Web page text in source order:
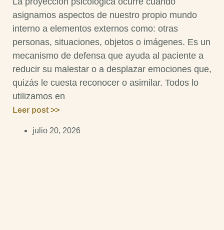
asignamos aspectos de nuestro propio mundo
interno a elementos externos como: otras
personas, situaciones, objetos o imágenes. Es un
mecanismo de defensa que ayuda al paciente a
reducir su malestar o a desplazar emociones que,
quizás le cuesta reconocer o asimilar. Todos lo
utilizamos en
Leer post >>
julio 20, 2026